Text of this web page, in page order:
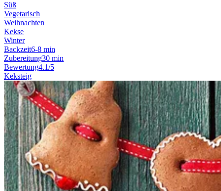
Süß
Vegetarisch
Weihnachten
Kekse
Winter
Backzeit6-8 min
Zubereitung30 min
Bewertung4.1/5
Keksteig